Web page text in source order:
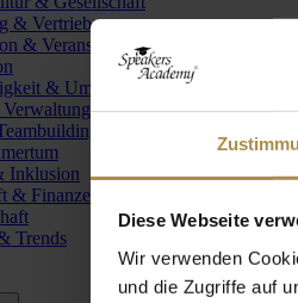
Diese Webseite
Wir verwenden
und die Zugriffe auf
& Vertrieb
& Veranstaltungsleitung
& Umwelt
Inklusion
& Finanzen
Trends